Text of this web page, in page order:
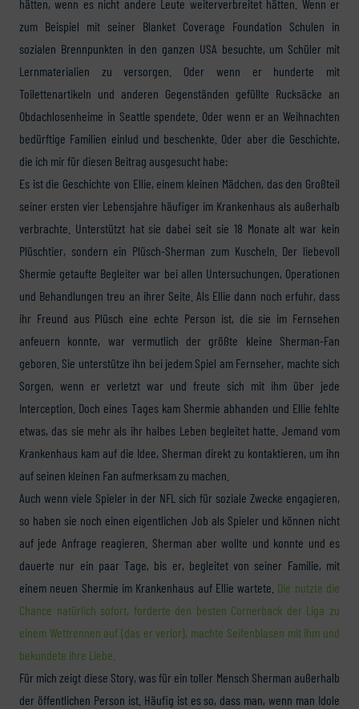
hätten, wenn es nicht andere Leute weiterverbreitet hätten. Wenn er
zum Beispiel mit seiner Blanket Coverage Foundation Schulen in
sozialen Brennpunkten in den ganzen USA besuchte, um Schüler mit
Lernmaterialien zu versorgen. Oder wenn er hunderte mit
Toilettenartikeln und anderen Gegenständen gefüllte Rucksäcke an
Obdachlosenheime in Seattle spendete. Oder wenn er an Weihnachten
bedürftige Familien einlud und beschenkte. Oder aber die Geschichte,
die ich mir für diesen Beitrag ausgesucht habe:
Es ist die Geschichte von Ellie, einem kleinen Mädchen, das den Großteil
seiner ersten vier Lebensjahre häufiger im Krankenhaus als außerhalb
verbrachte. Unterstützt hat sie dabei seit sie 18 Monate alt war kein
Plüschtier, sondern ein Plüsch-Sherman zum Kuscheln. Der liebevoll
Shermie getaufte Begleiter war bei allen Untersuchungen, Operationen
und Behandlungen treu an ihrer Seite. Als Ellie dann noch erfuhr, dass
ihr Freund aus Plüsch eine echte Person ist, die sie im Fernsehen
anfeuern konnte, war vermutlich der größte kleine Sherman-Fan
geboren. Sie unterstütze ihn bei jedem Spiel am Fernseher, machte sich
Sorgen, wenn er verletzt war und freute sich mit ihm über jede
Interception. Doch eines Tages kam Shermie abhanden und Ellie fehlte
etwas, das sie mehr als ihr halbes Leben begleitet hatte. Jemand vom
Krankenhaus kam auf die Idee, Sherman direkt zu kontaktieren, um ihn
auf seinen kleinen Fan aufmerksam zu machen.
Auch wenn viele Spieler in der NFL sich für soziale Zwecke engagieren,
so haben sie noch einen eigentlichen Job als Spieler und können nicht
auf jede Anfrage reagieren. Sherman aber wollte und konnte und es
dauerte nur ein paar Tage, bis er, begleitet von seiner Familie, mit
einem neuen Shermie im Krankenhaus auf Ellie wartete. Die nutzte die
Chance natürlich sofort, forderte den besten Cornerback der Liga zu
einem Wettrennen auf (das er verlor), machte Seifenblasen mit ihm und
bekundete ihre Liebe.
Für mich zeigt diese Story, was für ein toller Mensch Sherman außerhalb
der öffentlichen Person ist. Häufig ist es so, dass man, wenn man Idole